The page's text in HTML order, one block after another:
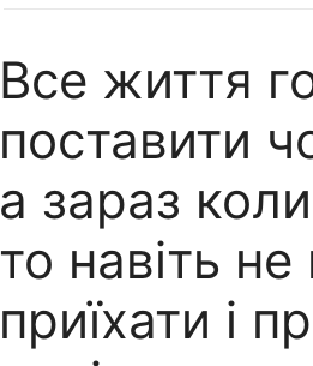
Все життя
поставити
а зараз
то навіть
приїхати і